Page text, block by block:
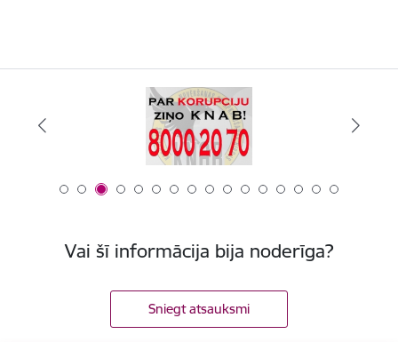
Vai šī informācija bija noderīga?
Sniegt atsauksmi